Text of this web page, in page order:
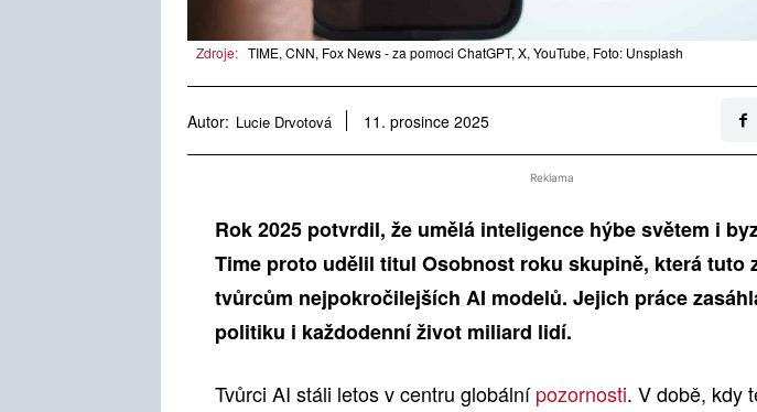
Zdroje: TIME, CNN, Fox News - za pomoci ChatGPT, X, YouTube, Foto: Unsplash
Autor: Lucie Drvotová 11. prosince 2025
Reklama
Rok 2025 potvrdil, že umělá inteligence hýbe světem i
Time proto udělil titul Osobnost roku skupině, která tuto
tvůrcům nejpokročilejších AI modelů. Jejich práce
politiku i každodenní život miliard lidí.
Tvůrci AI stáli letos v centru globálnípozornosti. V době, kdy